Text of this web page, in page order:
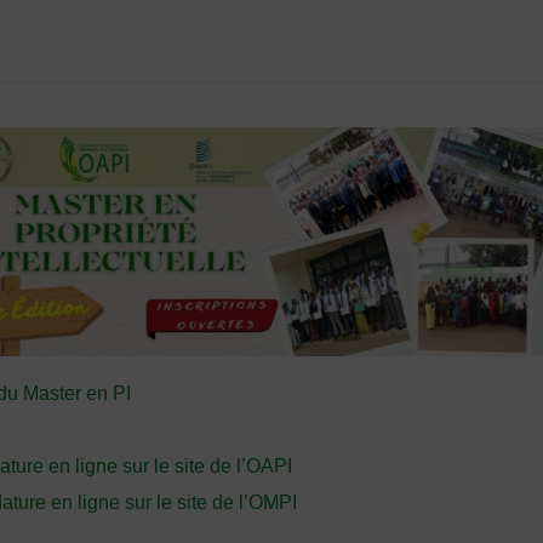
Master en PI
en ligne sur le site de l’OAPI
en ligne sur le site de l’OMPI